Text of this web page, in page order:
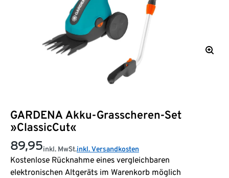
GARDENA Akku-Grasscheren-Set
»ClassicCut«
89,95inkl. MwSt.inkl. Versandkosten
Kostenlose Rücknahme eines vergleichbaren
elektronischen Altgeräts im Warenkorb möglich